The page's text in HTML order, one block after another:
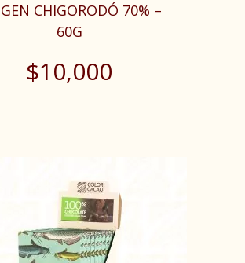
CHIGORODÓ 70% –
60G
$10,000